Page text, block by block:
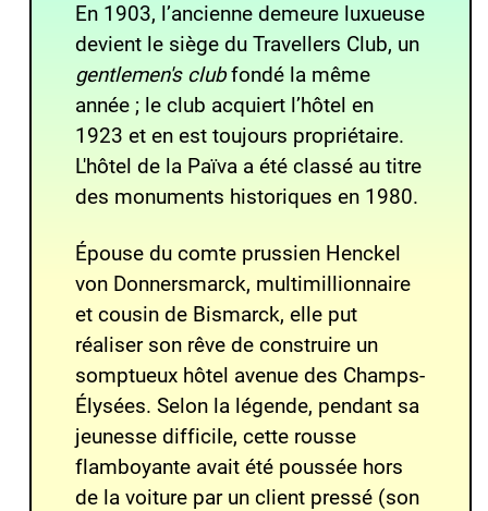
En 1903, l’ancienne demeure luxueuse
devient le siège duTravellers Club, un
gentlemen's clubfondé la même
année ; le club acquiert l’hôtel en
1923 et en est toujours propriétaire.
L'hôtel de la Païva a été classé au titre
des monuments historiques en 1980.
Épouse du comte prussien Henckel
von Donnersmarck, multimillionnaire
et cousin de Bismarck, elle put
réaliser son rêve de construire un
somptueux hôtel avenue des Champs-
Élysées. Selon la légende, pendant sa
jeunesse difficile, cette rousse
flamboyante avait été poussée hors
de la voiture par un client pressé (son